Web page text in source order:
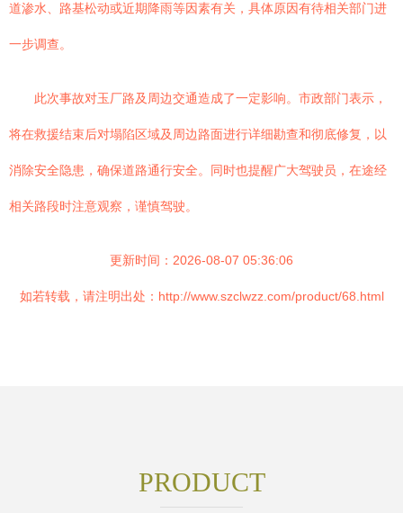
道渗水、路基松动或近期降雨等因素有关，具体原因有待相关部门进
一步调查。
此次事故对玉厂路及周边交通造成了一定影响。市政部门表示，
将在救援结束后对塌陷区域及周边路面进行详细勘查和彻底修复，以
消除安全隐患，确保道路通行安全。同时也提醒广大驾驶员，在途经
相关路段时注意观察，谨慎驾驶。
更新时间：2026-08-07 05:36:06
如若转载，请注明出处：http://www.szclwzz.com/product/68.html
PRODUCT